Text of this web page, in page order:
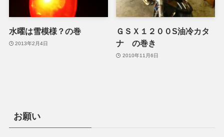
水曜は雪模様？の巻
2013年2月4日
ＧＳＸ１２００S油冷カタ
ナ の巻き
2010年11月6日
お願い